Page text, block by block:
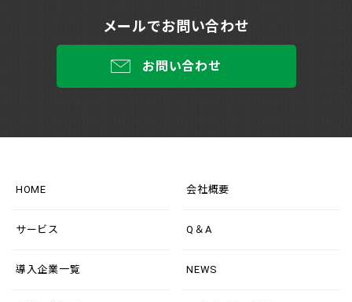
メールでお問い合わせ
お問い合わせ
HOME 会社概要
サービス Q＆A
導入企業一覧 NEWS